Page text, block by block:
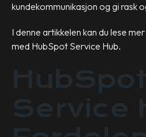
kundekommunikasjon og gi rask
I denne artikkelen kan du lese
med HubSpot Service Hub.
HubSpot
Service